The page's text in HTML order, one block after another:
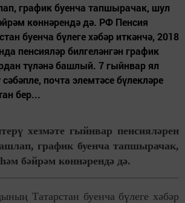
график буенча тапшырачак, шул
көннәрендә дә. РФ Пенсия
буенча бүлеге хәбәр иткәнчә, 2018
пенсияләр билгеләнгән график
түләнә башлый. 7 гыйнвар ял
почта элемтәсе бүлекләре
бер...
хезмәте гыйнвар пенсияләрен
график буенча тапшырачак,
бәйрәм көннәрендә дә.
Татарстан буенча бүлеге хәбәр